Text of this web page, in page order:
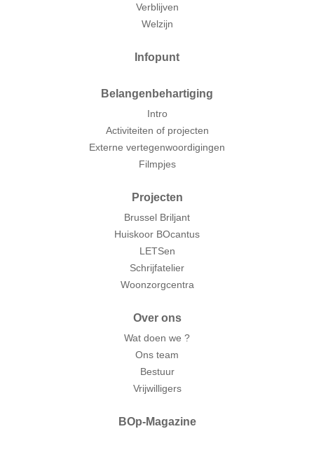
Verblijven
Welzijn
Infopunt
Belangenbehartiging
Intro
Activiteiten of projecten
Externe vertegenwoordigingen
Filmpjes
Projecten
Brussel Briljant
Huiskoor BOcantus
LETSen
Schrijfatelier
Woonzorgcentra
Over ons
Wat doen we ?
Ons team
Bestuur
Vrijwilligers
BOp-Magazine